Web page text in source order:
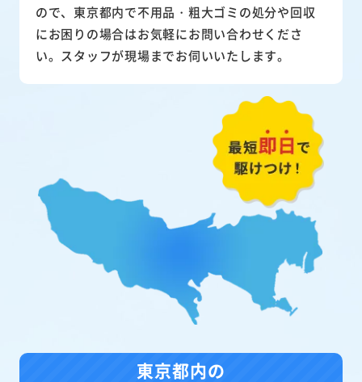
ので、東京都内で不用品・粗大ゴミの処分や回収
にお困りの場合はお気軽にお問い合わせくださ
い。スタッフが現場までお伺いいたします。
東京都内の